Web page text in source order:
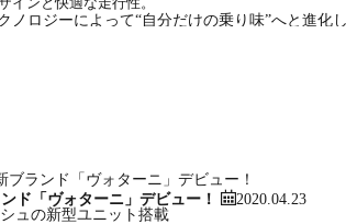
ノロジーによって“自分だけの乗り味”へと進化
ド「ヴォターニ」デビュー！ 2020.04.23